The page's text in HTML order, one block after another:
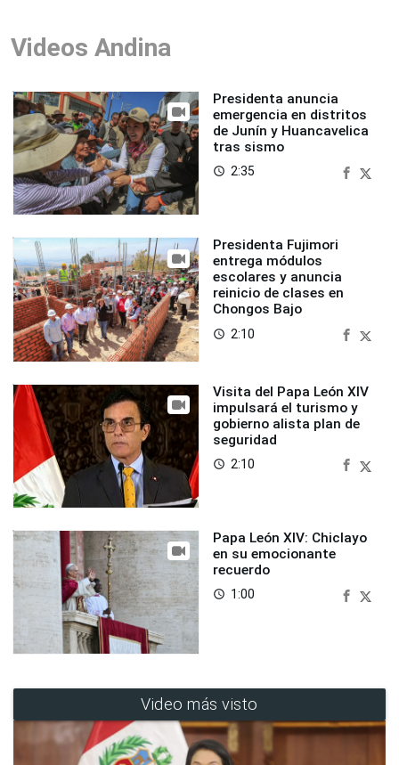
Videos Andina
Presidenta anuncia
emergencia en distritos
de Junín y Huancavelica
tras sismo
access_time 2:35
Presidenta Fujimori
entrega módulos
escolares y anuncia
reinicio de clases en
Chongos Bajo
access_time 2:10
Visita del Papa León XIV
impulsará el turismo y
gobierno alista plan de
seguridad
access_time 2:10
Papa León XIV: Chiclayo
en su emocionante
recuerdo
access_time 1:00
Video más visto